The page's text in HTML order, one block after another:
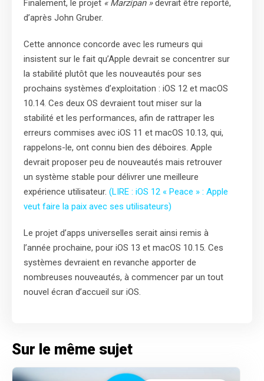
Finalement, le projet « Marzipan »devrait être reporté,
d’après John Gruber.
Cette annonce concorde avec les rumeurs qui
insistent sur le fait qu’Apple devrait se concentrer sur
la stabilité plutôt que les nouveautés pour ses
prochains systèmes d’exploitation : iOS 12 et macOS
10.14. Ces deux OS devraient tout miser sur la
stabilité et les performances, afin de rattraper les
erreurs commises avec iOS 11 et macOS 10.13, qui,
rappelons-le, ont connu bien des déboires. Apple
devrait proposer peu de nouveautés mais retrouver
un système stable pour délivrer une meilleure
expérience utilisateur. (LIRE : iOS 12 « Peace » : Apple
veut faire la paix avec ses utilisateurs)
Le projet d’apps universelles serait ainsi remis à
l’année prochaine, pour iOS 13 et macOS 10.15. Ces
systèmes devraient en revanche apporter de
nombreuses nouveautés, à commencer par un tout
nouvel écran d’accueil sur iOS.
Sur le même sujet